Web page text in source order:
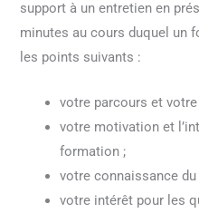
support à un entretien en
minutes au cours duquel un
les points suivants :
votre parcours et
votre motivation et
formation ;
votre connaissance
votre intérêt pour les